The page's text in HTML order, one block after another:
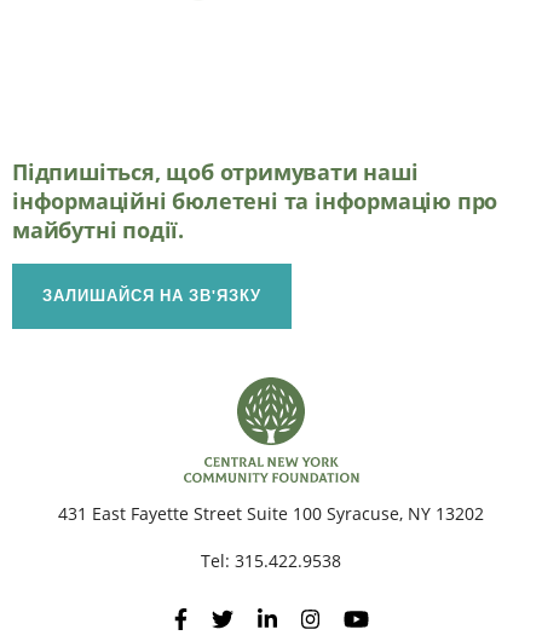
Підпишіться, щоб отримувати наші
інформаційні бюлетені та інформацію про
майбутні події.
ЗАЛИШАЙСЯ НА ЗВ'ЯЗКУ
431 East Fayette Street Suite 100 Syracuse, NY 13202
Tel: 315.422.9538